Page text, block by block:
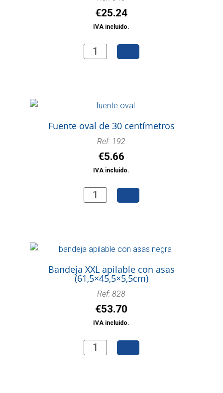
€25.24
IVA incluido.
Bandeja
(23x23x3cm)
cantidad
Fuente oval de 30 centímetros
Ref: 192
€5.66
IVA incluido.
Fuente
centímetros
Bandeja XXL apilable con asas
(61,5×45,5×5,5cm)
Ref: 828
€53.70
IVA incluido.
Bandeja